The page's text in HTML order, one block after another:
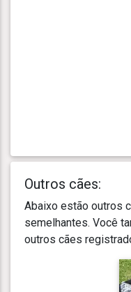
Outros cães:
Abaixo estão outros
semelhantes. Você
outros cães